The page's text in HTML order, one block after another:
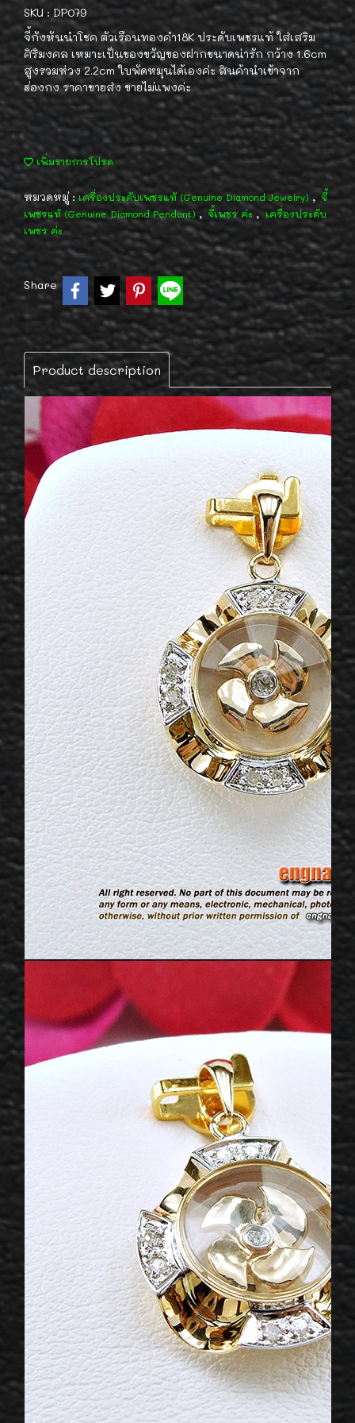
SKU : DP079
จี้กังหันนำโชค ตัวเรือนทองคำ18K ประดับเพชรแท้ ใส่เสริม
ศิริมงคล เหมาะเป็นของขวัญของฝากขนาดน่ารัก กว้าง 1.6cm
สูงรวมห่วง 2.2cm ใบพัดหมุนได้เองค่ะ สินค้านำเข้าจาก
ฮ่องกง ราคาขายส่ง ขายไม่แพงค่ะ
เพิ่มรายการโปรด
หมวดหมู่ :เครื่องประดับเพชรแท้ (Genuine Diamond Jewelry) , จี้
เพชรแท้ (Genuine Diamond Pendant) , จี้เพชร ค่ะ , เครื่องประดับ
เพชร ค่ะ
Share
Product description